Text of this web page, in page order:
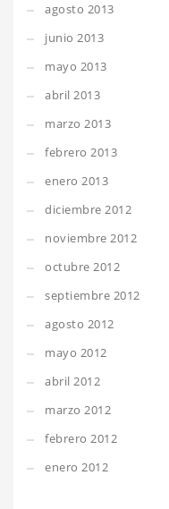
agosto 2013
junio 2013
mayo 2013
abril 2013
marzo 2013
febrero 2013
enero 2013
diciembre 2012
noviembre 2012
octubre 2012
septiembre 2012
agosto 2012
mayo 2012
abril 2012
marzo 2012
febrero 2012
enero 2012